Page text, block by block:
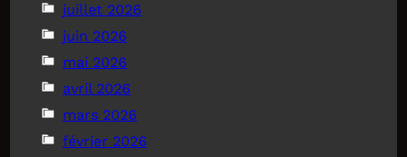
juillet 2026
juin 2026
mai 2026
avril 2026
mars 2026
février 2026